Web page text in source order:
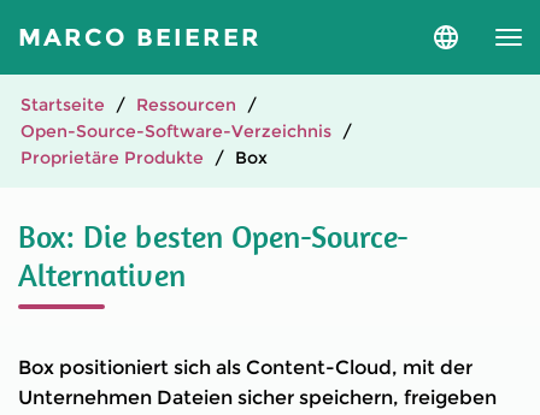
MARCO BEIERER
Sprache
Startseite
Ressourcen
Open-Source-Software-Verzeichnis
Proprietäre Produkte
Box
Box: Die besten Open-Source-
Alternativen
Box positioniert sich als Content-Cloud, mit der
Unternehmen Dateien sicher speichern, freigeben